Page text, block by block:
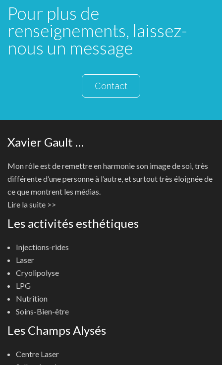
Pour plus de
renseignements, laissez-
nous un message
Contact
Xavier Gault …
Mon rôle est de remettre en harmonie son image de soi, très
différente d’une personne à l’autre, et surtout très éloignée de
ce que montrent les médias.
Lire la suite >>
Les activités esthétiques
Injections-rides
Laser
Cryolipolyse
LPG
Nutrition
Soins-Bien-être
Les Champs Alysés
Centre Laser